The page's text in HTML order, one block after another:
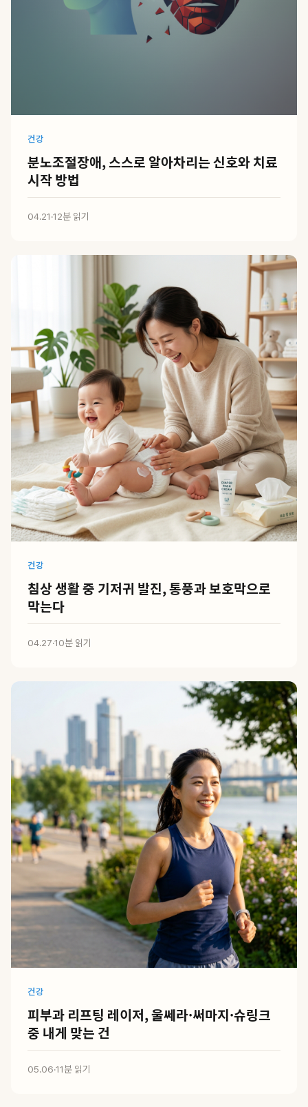
건강
분노조절장애, 스스로 알아차리는 신호와 치료
시작 방법
04.21·12분 읽기
건강
침상 생활 중 기저귀 발진, 통풍과 보호막으로
막는다
04.27·10분 읽기
건강
피부과 리프팅 레이저, 울쎄라·써마지·슈링크
중 내게 맞는 건
05.06·11분 읽기